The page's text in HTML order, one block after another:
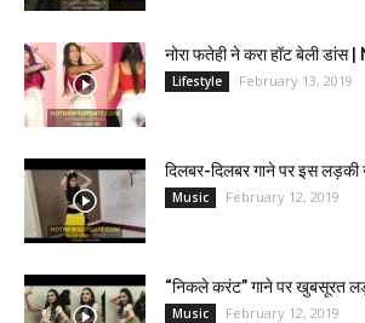
नोरा फतेही ने करा हॉट बेली
Lifestyle February 13, 2019
दिलबर-दिलबर गाने पर इस लड़की
Music February 12, 2019
“निकले करंट” गाने पर खुबसूरत
Music February 12, 2019